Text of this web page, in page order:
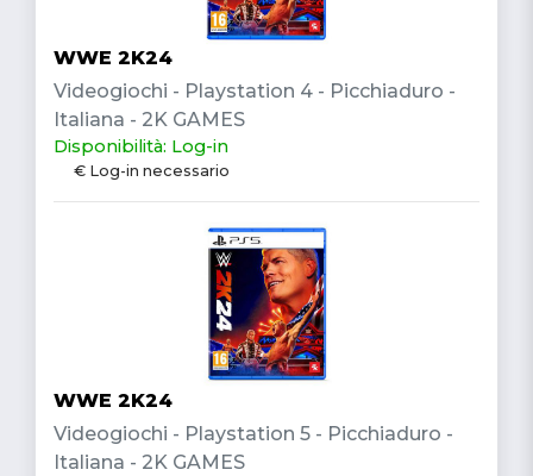
WWE 2K24
Videogiochi - Playstation 4 - Picchiaduro -
Italiana - 2K GAMES
Disponibilità: Log-in
€ Log-in necessario
WWE 2K24
Videogiochi - Playstation 5 - Picchiaduro -
Italiana - 2K GAMES